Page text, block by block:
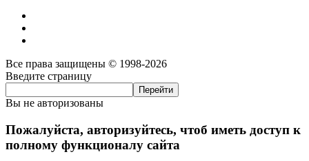
Все права защищены © 1998-2026
Введите страницу
Вы не авторизованы
Пожалуйста, авторизуйтесь, чтоб иметь доступ к
полному функционалу сайта